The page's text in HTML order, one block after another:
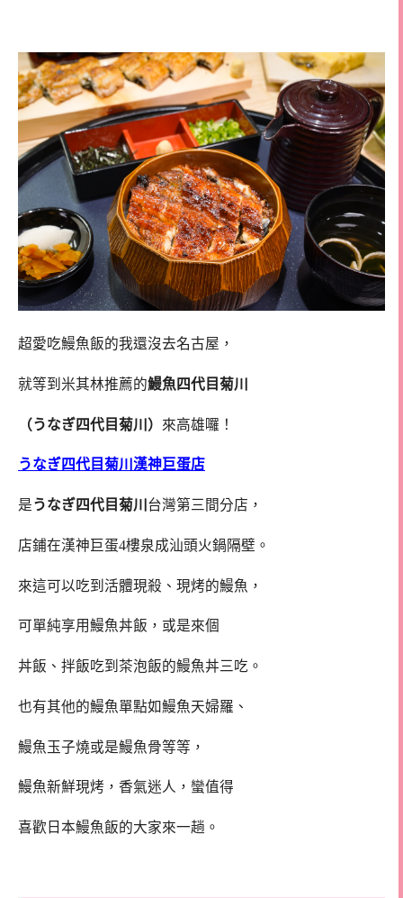
超愛吃鰻魚飯的我還沒去名古屋，
就等到米其林推薦的鰻魚四代目菊川
（うなぎ四代目菊川） 來高雄囉！
うなぎ四代目菊川漢神巨蛋店
是うなぎ四代目菊川 台灣第三間分店，
店鋪在漢神巨蛋4樓泉成汕頭火鍋隔壁。
來這可以吃到活體現殺、現烤的鰻魚，
可單純享用鰻魚丼飯，或是來個
丼飯、拌飯吃到茶泡飯的鰻魚丼三吃。
也有其他的鰻魚單點如鰻魚天婦羅、
鰻魚玉子燒或是鰻魚骨等等，
鰻魚新鮮現烤，香氣迷人，蠻值得
喜歡日本鰻魚飯的大家來一趟。